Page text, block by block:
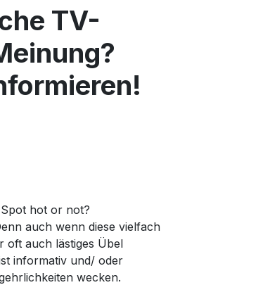
TV-
hot or not?
auch wenn diese vielfach
oft auch lästiges Übel
informativ und/ oder
wecken.